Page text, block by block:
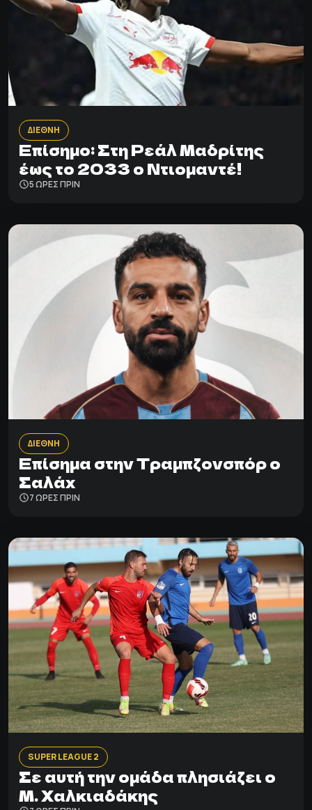
ΔΙΕΘΝΗ
Επίσημο: Στη Ρεάλ Μαδρίτης
έως το 2033 ο Ντιομαντέ!
5 ΩΡΕΣ ΠΡΙΝ
ΔΙΕΘΝΗ
Επίσημα στην Τραμπζονσπόρ o
Σαλάχ
7 ΩΡΕΣ ΠΡΙΝ
SUPER LEAGUE 2
Σε αυτή την ομάδα πλησιάζει ο
Μ. Χαλκιαδάκης